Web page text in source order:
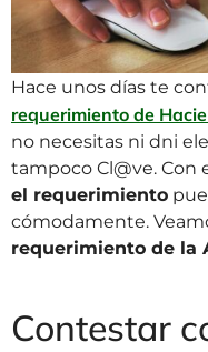
Hace unos días te
requerimiento de
no necesitas ni dni
tampoco Cl@ve. Con
el requerimiento
cómodamente.
requerimiento de la
Contestar